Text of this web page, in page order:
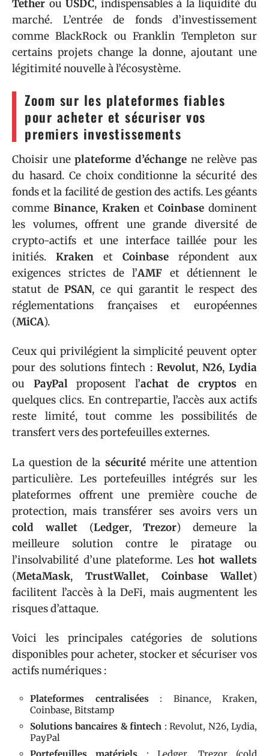
Tether ouUSDC, indispensables à la liquidité du
marché. L’entrée de fonds d’investissement
comme BlackRock ou Franklin Templeton sur
certains projets change la donne, ajoutant une
légitimité nouvelle à l’écosystème.
Zoom sur les plateformes fiables
pour acheter et sécuriser vos
premiers investissements
Choisir uneplateforme d’échange ne relève pas
du hasard. Ce choix conditionne la sécurité des
fonds et la facilité de gestion des actifs. Les géants
comme Binance, Kraken et Coinbase dominent
les volumes, offrent une grande diversité de
crypto-actifs et une interface taillée pour les
initiés. Kraken et Coinbase répondent aux
exigences strictes de l’AMF et détiennent le
statut dePSAN, ce qui garantit le respect des
réglementations françaises et européennes
(MiCA).
Ceux qui privilégient la simplicité peuvent opter
pour des solutions fintech : Revolut, N26,Lydia
ou PayPalproposent l’achat de cryptos en
quelques clics. En contrepartie, l’accès aux actifs
reste limité, tout comme les possibilités de
transfert vers des portefeuilles externes.
La question de la sécuritémérite une attention
particulière. Les portefeuilles intégrés sur les
plateformes offrent une première couche de
protection, mais transférer ses avoirs vers un
cold wallet(Ledger,Trezor) demeure la
meilleure solution contre le piratage ou
l’insolvabilité d’une plateforme. Leshot wallets
(MetaMask,TrustWallet, Coinbase Wallet)
facilitent l’accès à la DeFi, mais augmentent les
risques d’attaque.
Voici les principales catégories de solutions
disponibles pour acheter, stocker et sécuriser vos
actifs numériques :
Plateformes centralisées: Binance, Kraken,
Coinbase, Bitstamp
Solutions bancaires & fintech : Revolut, N26, Lydia,
PayPal
Portefeuilles matériels : Ledger, Trezor (cold